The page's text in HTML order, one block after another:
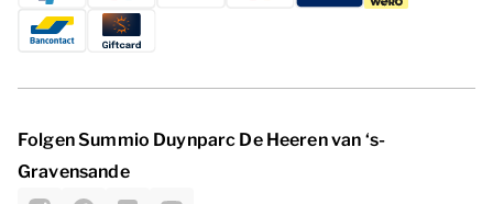
Folgen Summio Duynparc De Heeren van ‘s-
Gravensande